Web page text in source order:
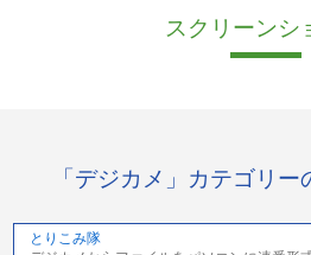
スクリーンシ
「デジカメ」カテゴリ
とりこみ隊